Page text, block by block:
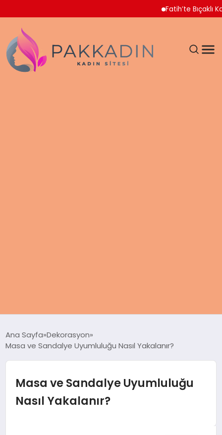
Fatih’te Bıçaklı
SAĞLIK
MAGAZIN
Ana Sayfa Dekorasyon
Masa ve Sandalye Uyumluluğu Nasıl Yakalanır?
Masa ve Sandalye Uyumluluğu
Nasıl Yakalanır?